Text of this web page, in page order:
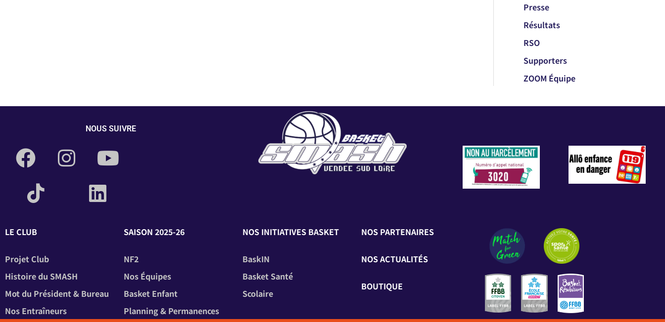
Presse
Résultats
RSO
Supporters
ZOOM Équipe
NOUS SUIVRE
LE CLUB
Projet Club
Histoire du SMASH
Mot du Président & Bureau
Nos Entraîneurs
SAISON 2025-26
NF2
Nos Équipes
Basket Enfant
Planning & Permanences
NOS INITIATIVES BASKET
BaskIN
Basket Santé
Scolaire
NOS PARTENAIRES
NOS ACTUALITÉS
BOUTIQUE